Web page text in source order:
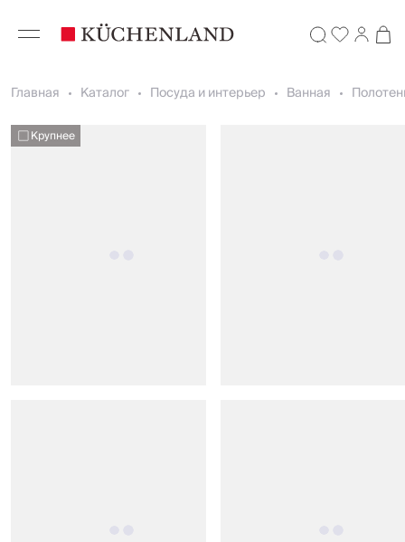
Главная Каталог Посуда и интерьер Ванная
Крупнее